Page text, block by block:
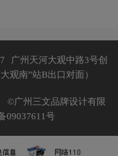
广州天河大观中路3号创
观南”站B出口对面）
©广州三文品牌设计有限
09037611号